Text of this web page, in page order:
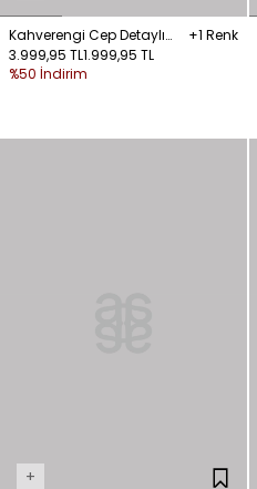
Kahverengi Cep Detaylı
Bağlamalı Kargo
Pantolon
+1 Renk
3.999,95 TL1.999,95 TL
%50 İndirim
+